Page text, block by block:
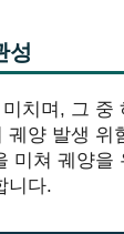
성
치며, 그
양 발생
미쳐 궤양
니다.